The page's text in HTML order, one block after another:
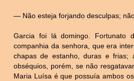
— Não esteja forjando desculpas;
Garcia foi lá domingo. Fortunato
companhia da senhora, que era
chapas de estanho, duras e frias;
obséquios, porém, se não
Maria Luísa é que possuía ambos